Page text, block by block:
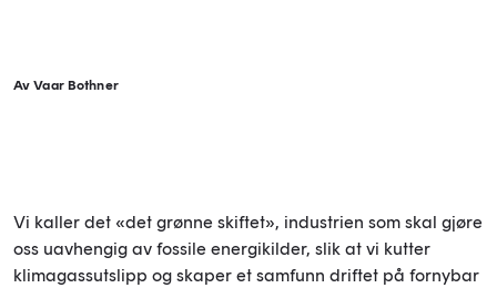
Av Vaar Bothner
Vi kaller det «det grønne skiftet», industrien som skal gjøre
oss uavhengig av fossile energikilder, slik at vi kutter
klimagassutslipp og skaper et samfunn driftet på fornybar